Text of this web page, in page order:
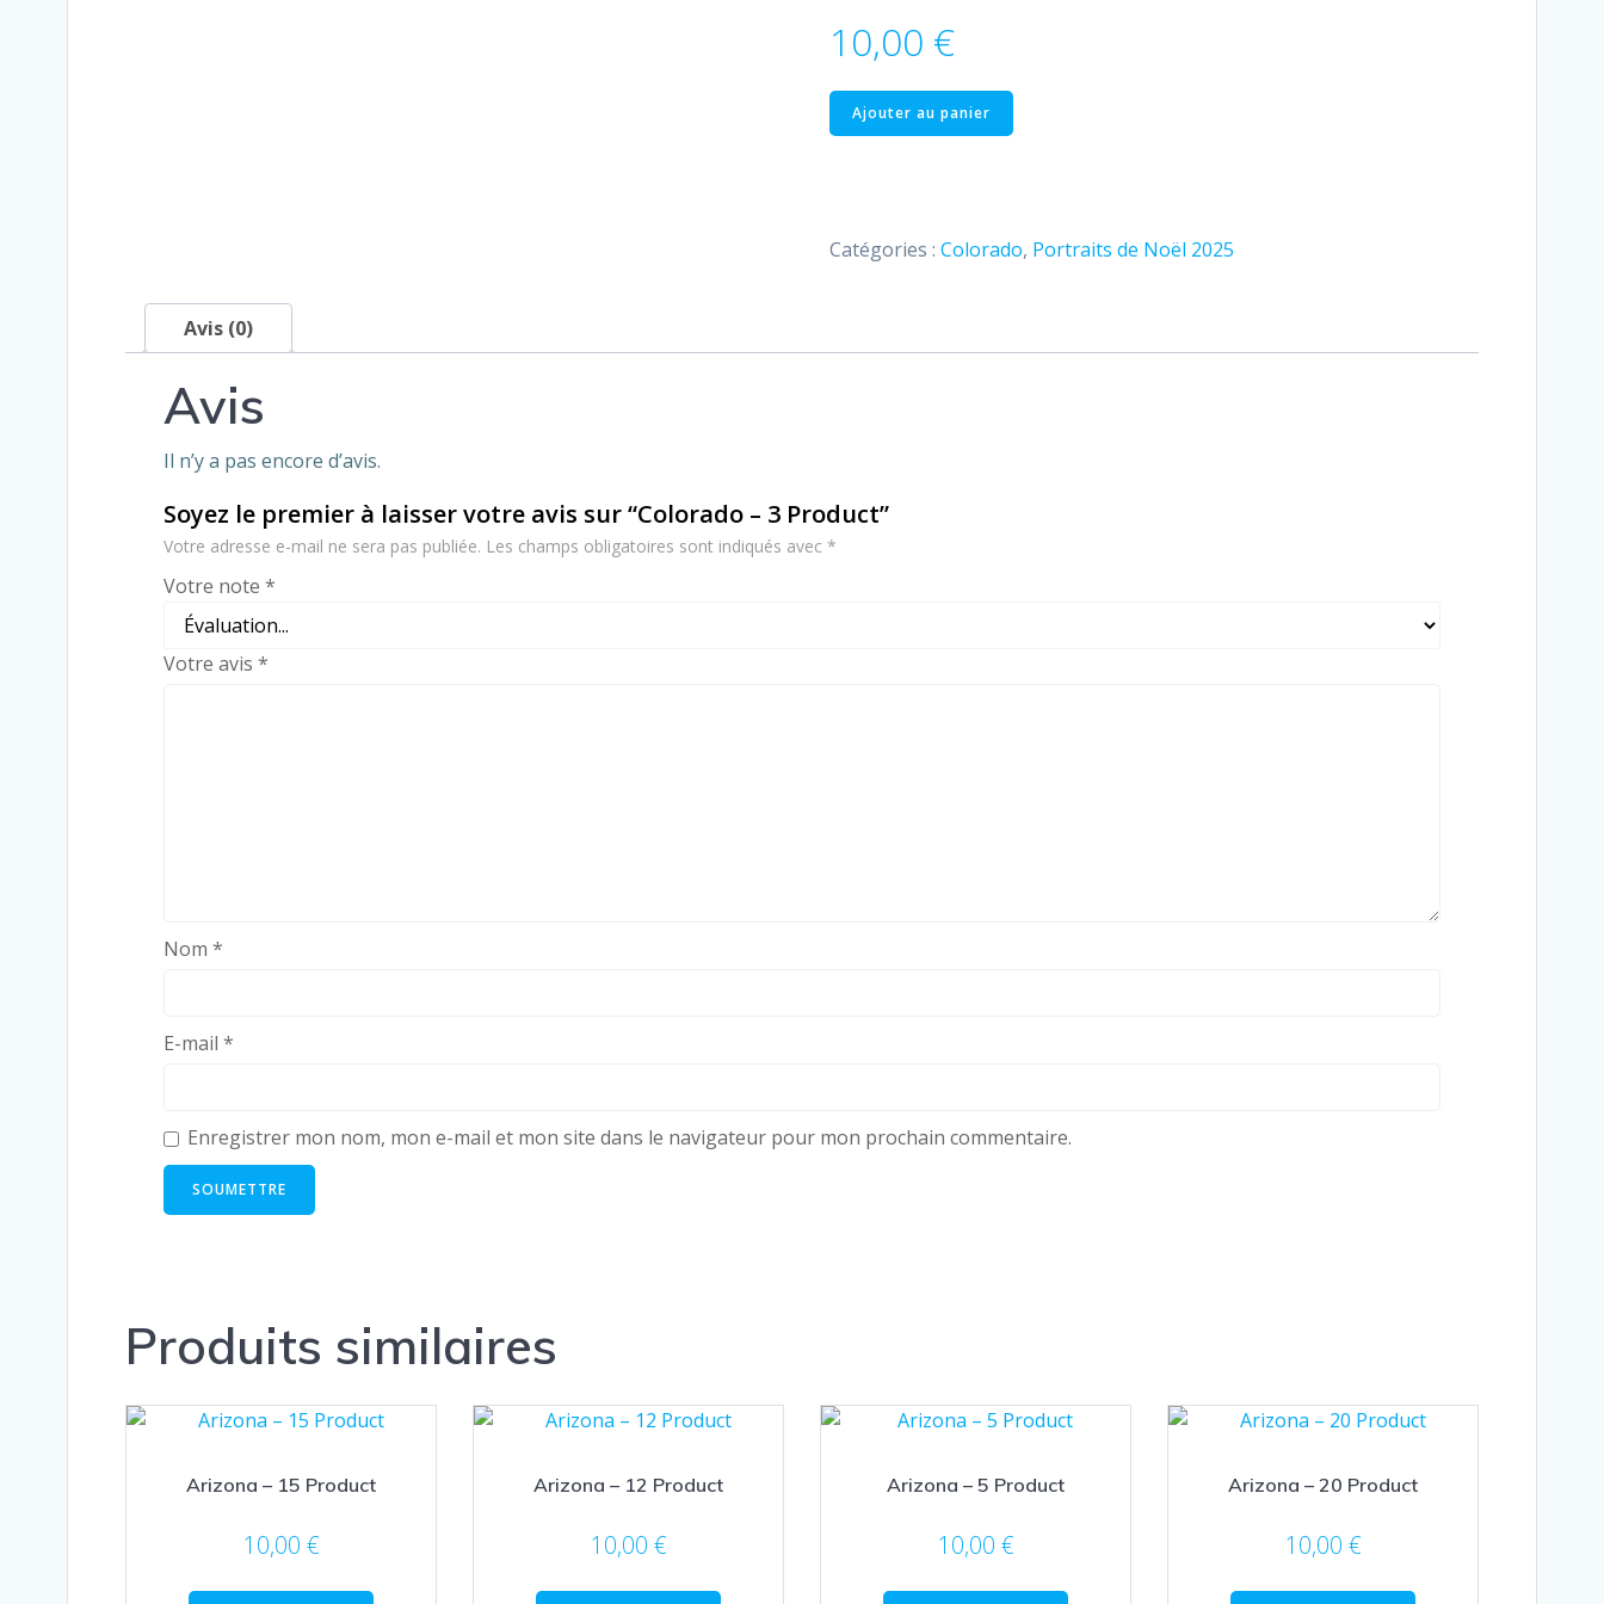
10,00 €
quantité
de
Product
Ajouter au panier
Catégories : Colorado, Portraits de Noël 2025
Avis (0)
Avis
Il n’y a pas encore d’avis.
Soyez le premier à laisser votre avis sur “Colorado – 3 Product”
Votre adresse e-mail ne sera pas publiée. Les champs obligatoires sont indiqués avec *
Votre note *
Votre avis *
Nom *
E-mail *
Enregistrer mon nom, mon e-mail et mon site dans le navigateur pour mon prochain commentaire.
Produits similaires
Arizona – 15 Product
10,00 €
Arizona – 12 Product
10,00 €
Arizona – 5 Product
10,00 €
Arizona – 20 Product
10,00 €